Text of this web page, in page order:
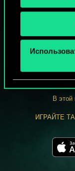
МОЖЕТ
В этой
ИГРАЙТЕ